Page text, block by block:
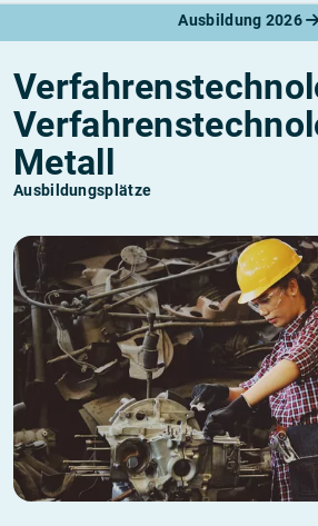
Ausbildung 2026
Metall
Ausbildungsplätze